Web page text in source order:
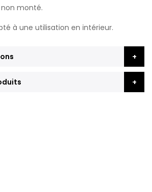
monté.
à une utilisation en intérieur.